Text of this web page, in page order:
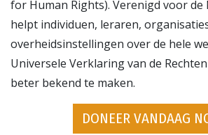
for Human Rights). Verenigd voor
helpt individuen, leraren,
overheidsinstellingen over de hele
Universele Verklaring van de
beter bekend te maken.
DONEER VANDAAG